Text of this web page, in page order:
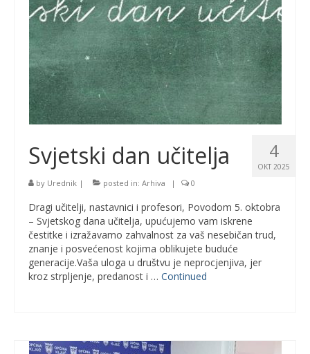
4
OKT 2025
Svjetski dan učitelja
by Urednik | posted in: Arhiva | 0
Dragi učitelji, nastavnici i profesori, Povodom 5. oktobra
– Svjetskog dana učitelja, upućujemo vam iskrene
čestitke i izražavamo zahvalnost za vaš nesebičan trud,
znanje i posvećenost kojima oblikujete buduće
generacije.Vaša uloga u društvu je neprocjenjiva, jer
kroz strpljenje, predanost i … Continued